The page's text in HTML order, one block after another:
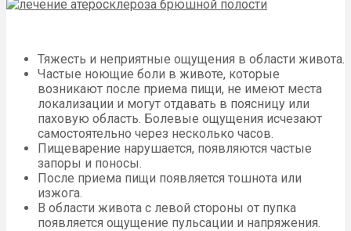
Тяжесть и неприятные ощущения в области живота.
Частые ноющие боли в животе, которые
возникают после приема пищи, не имеют места
локализации и могут отдавать в поясницу или
паховую область. Болевые ощущения исчезают
самостоятельно через несколько часов.
Пищеварение нарушается, появляются частые
запоры и поносы.
После приема пищи появляется тошнота или
изжога.
В области живота с левой стороны от пупка
появляется ощущение пульсации и напряжения.